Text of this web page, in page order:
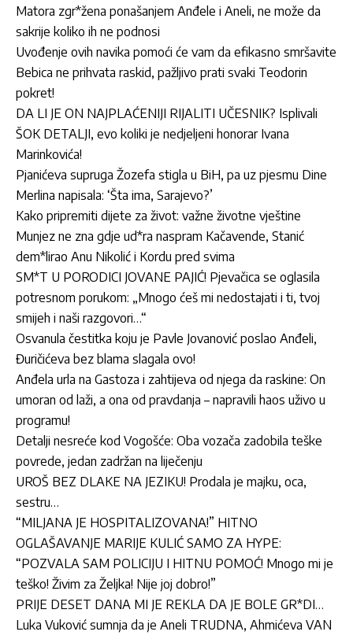
Matora zgr*žena ponašanjem Anđele i Aneli, ne može da
sakrije koliko ih ne podnosi
Uvođenje ovih navika pomoći će vam da efikasno smršavite
Bebica ne prihvata raskid, pažljivo prati svaki Teodorin
pokret!
DA LI JE ON NAJPLAĆENIJI RIJALITI UČESNIK? Isplivali
ŠOK DETALJI, evo koliki je nedjeljeni honorar Ivana
Marinkovića!
Pjanićeva supruga Žozefa stigla u BiH, pa uz pjesmu Dine
Merlina napisala: ‘Šta ima, Sarajevo?’
Kako pripremiti dijete za život: važne životne vještine
Munjez ne zna gdje ud*ra naspram Kačavende, Stanić
dem*lirao Anu Nikolić i Kordu pred svima
SM*T U PORODICI JOVANE PAJIĆ! Pjevačica se oglasila
potresnom porukom: „Mnogo ćeš mi nedostajati i ti, tvoj
smijeh i naši razgovori…“
Osvanula čestitka koju je Pavle Jovanović poslao Anđeli,
Đuričićeva bez blama slagala ovo!
Anđela urla na Gastoza i zahtijeva od njega da raskine: On
umoran od laži, a ona od pravdanja – napravili haos uživo u
programu!
Detalji nesreće kod Vogošće: Oba vozača zadobila teške
povrede, jedan zadržan na liječenju
UROŠ BEZ DLAKE NA JEZIKU! Prodala je majku, oca,
sestru…
“MILJANA JE HOSPITALIZOVANA!” HITNO
OGLAŠAVANJE MARIJE KULIĆ SAMO ZA HYPE:
“POZVALA SAM POLICIJU I HITNU POMOĆ! Mnogo mi je
teško! Živim za Željka! Nije joj dobro!”
PRIJE DESET DANA MI JE REKLA DA JE BOLE GR*DI…
Luka Vuković sumnja da je Aneli TRUDNA, Ahmićeva VAN